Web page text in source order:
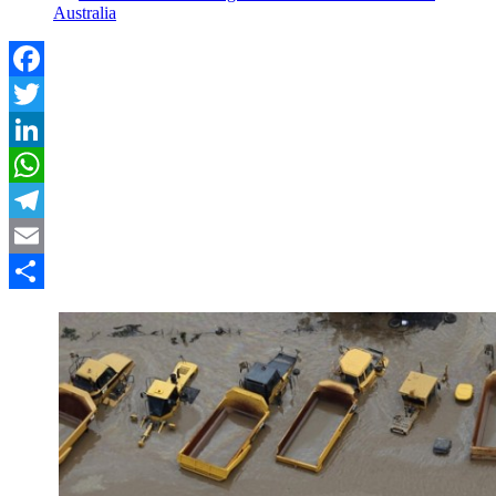
Australia
Facebook
Twitter
LinkedIn
WhatsApp
Telegram
Email